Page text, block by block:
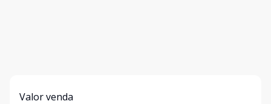
Valor venda